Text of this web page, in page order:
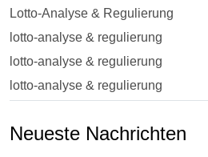
Lotto-Analyse & Regulierung
lotto-analyse & regulierung
lotto-analyse & regulierung
lotto-analyse & regulierung
Neueste Nachrichten